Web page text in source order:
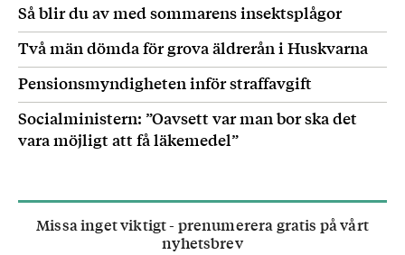
Så blir du av med sommarens insektsplågor
Två män dömda för grova äldrerån i Huskvarna
Pensionsmyndigheten inför straffavgift
Socialministern: ”Oavsett var man bor ska det
vara möjligt att få läkemedel”
Missa inget viktigt - prenumerera gratis på vårt
nyhetsbrev